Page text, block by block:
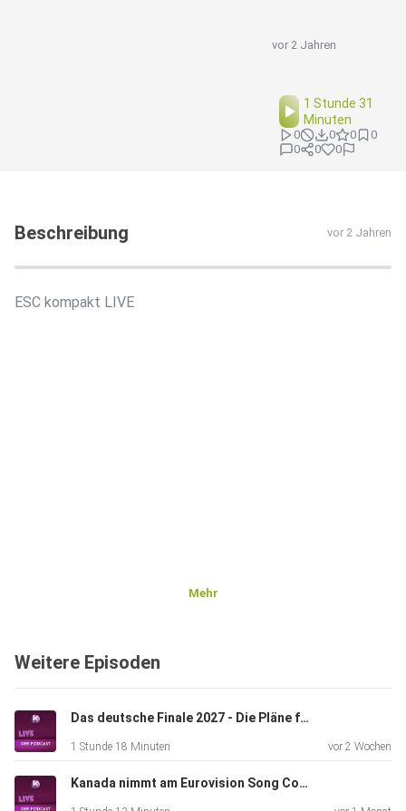
vor 2 Jahren
1 Stunde 31
Minuten
0 0 0
0
0
0 0
Beschreibung vor 2 Jahren
ESC kompakt LIVE
Mehr
Weitere Episoden
Das deutsche Finale 2027 - Die Pläne für den Vorentscheid zum Eurovision Song Contest
1 Stunde 18 Minuten vor 2 Wochen
Kanada nimmt am Eurovision Song Contest 2027 teil